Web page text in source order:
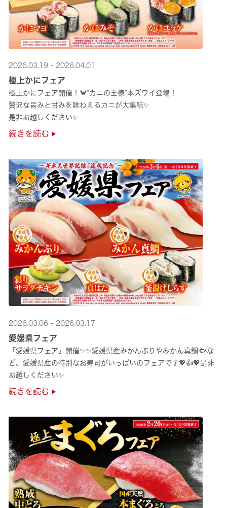
2026.03.19 - 2026.04.01
極上かにフェア
極上かにフェア開催！🦀“カニの王様”本ズワイ登場！
贅沢な旨みと甘みを味わえるカニが大集結✨
是非お越しください✨
続きを読む
2026.03.06 - 2026.03.17
愛媛県フェア
『愛媛県フェア』開催✨✨愛媛県産みかんぶりやみかん真鯛🐟な
ど、愛媛県産の特別なお寿司がいっぱいのフェアです💖👍💖是非
お越しください✨
続きを読む